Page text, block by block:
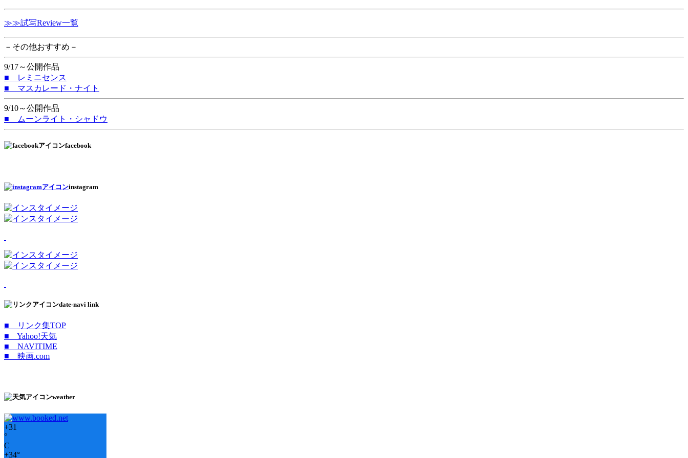
≫≫試写Review一覧
－その他おすすめ－
9/17～公開作品
■ レミニセンス
■ マスカレード・ナイト
9/10～公開作品
■ ムーンライト・シャドウ
facebook
instagram
date-navi link
■ リンク集TOP
■ Yahoo!天気
■ NAVITIME
■ 映画.com
weather
+31
°
C
+34°